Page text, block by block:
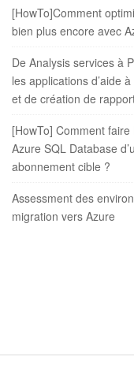
:[HowTo]Comment
bien plus encore avec
De Analysis services à
les applications d’aide
et de création de
[HowTo] Comment
Azure SQL Database
abonnement cible ?
Assessment des
migration vers Azure